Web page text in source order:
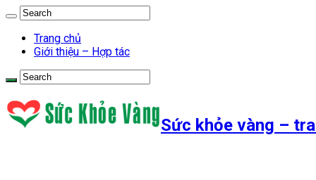
Trang chủ
Giới thiệu – Hợp tác
Sức khỏe vàng –